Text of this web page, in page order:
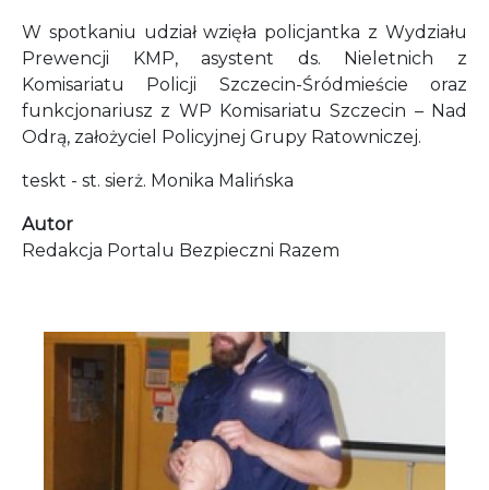
W spotkaniu udział wzięła policjantka z Wydziału
Prewencji KMP, asystent ds. Nieletnich z
Komisariatu Policji Szczecin-Śródmieście oraz
funkcjonariusz z WP Komisariatu Szczecin – Nad
Odrą, założyciel Policyjnej Grupy Ratowniczej.
teskt - st. sierż. Monika Malińska
Autor
Redakcja Portalu Bezpieczni Razem